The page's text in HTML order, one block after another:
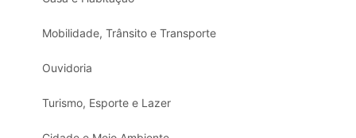
Mobilidade, Trânsito e Transporte
Ouvidoria
Turismo, Esporte e Lazer